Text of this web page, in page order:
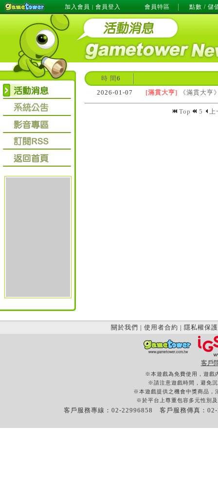
加入會員 | 會員登入 會員特區 點數 / 儲
時 間 6
2026-01-07
[滿貫大亨] 《滿貫大
Top 5 上
關於我們 | 使用者合約 | 隱私權保護
客戶
※本遊戲為免費使用，遊戲
※請注意遊戲時間，避免
※本遊戲提供之機會中獎商品，
※於平台上尊重包容多元性別
客戶服務專線：02-22996858 客戶服務傳真：